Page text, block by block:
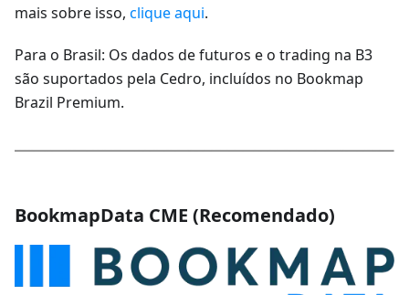
mais sobre isso, clique aqui.
Para o Brasil: Os dados de futuros e o trading na B3
são suportados pela Cedro, incluídos no Bookmap
Brazil Premium.
BookmapData CME (Recomendado)